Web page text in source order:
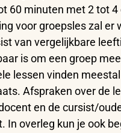
60 minuten met 2 tot 4
voor groepsles zal er
van vergelijkbare
is om een groep
lessen vinden
Afspraken over de
en de cursist/
In overleg kun je ook